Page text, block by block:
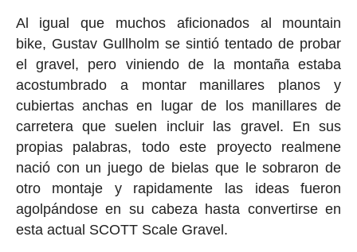
Al igual que muchos aficionados al mountain
bike, Gustav Gullholm se sintió tentado de probar
el gravel, pero viniendo de la montaña estaba
acostumbrado a montar manillares planos y
cubiertas anchas en lugar de los manillares de
carretera que suelen incluir las gravel. En sus
propias palabras, todo este proyecto realmene
nació con un juego de bielas que le sobraron de
otro montaje y rapidamente las ideas fueron
agolpándose en su cabeza hasta convertirse en
esta actual SCOTT Scale Gravel.